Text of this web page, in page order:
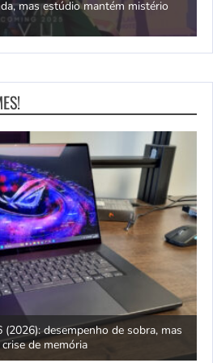
mas estúdio mantém mistério
desempenho de sobra, mas
de memória